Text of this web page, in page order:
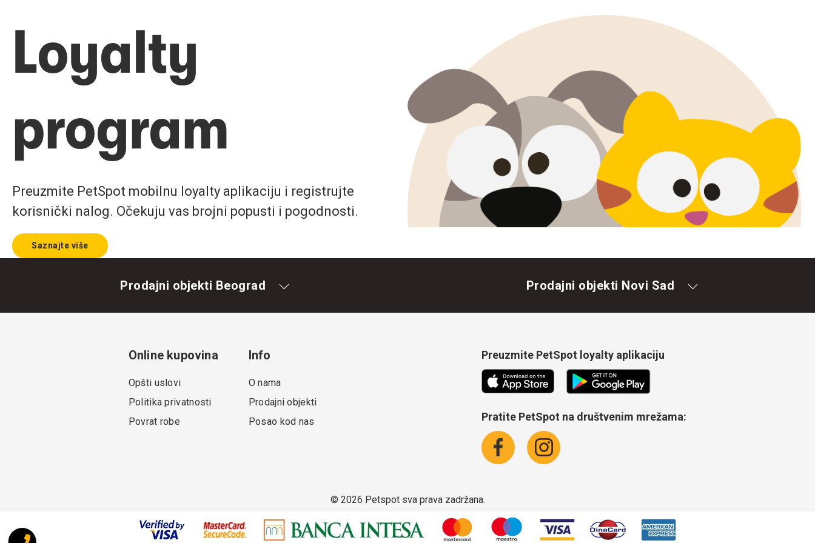
Loyalty
program
Preuzmite PetSpot mobilnu loyalty aplikaciju i registrujte
korisnički nalog. Očekuju vas brojni popusti i pogodnosti.
Saznajte više
Prodajni objekti Beograd Prodajni objekti Novi Sad
Online kupovina
Opšti uslovi
Politika privatnosti
Povrat robe
Info
O nama
Prodajni objekti
Posao kod nas
Preuzmite PetSpot loyalty aplikaciju
Pratite PetSpot na društvenim mrežama:
© 2026 Petspot sva prava zadržana.